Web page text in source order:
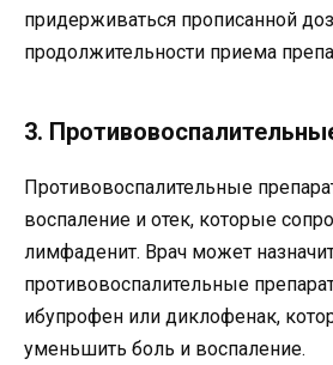
придерживаться прописанной
продолжительности приема
3.
Противовоспалительные
воспаление и отек, которые
лимфаденит. Врач может
противовоспалительные
ибупрофен или диклофенак,
уменьшить боль и воспаление.